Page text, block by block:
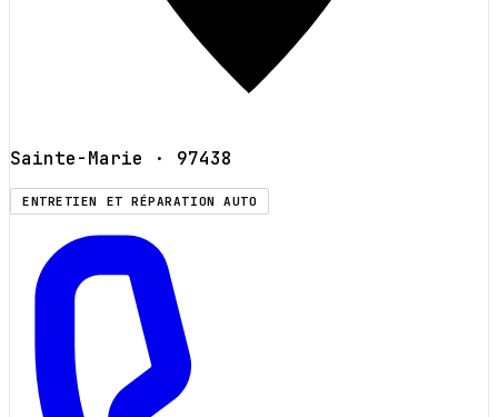
Sainte-Marie · 97438
ENTRETIEN ET RÉPARATION AUTO